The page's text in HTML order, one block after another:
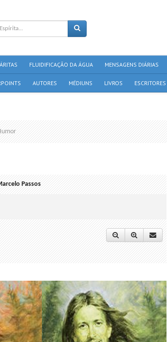
FLUIDIFICAÇÃO DA ÁGUA MENSAGENS DIÁRIAS
AUTORES MÉDIUNS LIVROS ESCRITORES
Passos